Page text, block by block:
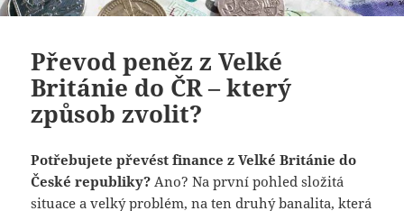
Převod peněz z Velké
Británie do ČR – který
způsob zvolit?
Potřebujete převést finance z Velké Británie do
České republiky? Ano? Na první pohled složitá
situace a velký problém, na ten druhý banalita, která